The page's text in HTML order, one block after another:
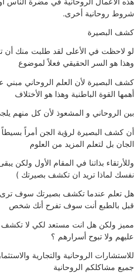
شروط روحانية أخرى.
كشف البصيرة
لو لاحظت في الأعلى لقد طلبت منك أن
وهذا هو السر الحقيقي فعلاً لموضوع
كشف البصيرة لأن العلم الروحاني مبني
أهمها القوة الباطنية وهذا هو الأختلاف
بين الروحاني و المشعوذ لأن كل منهم
أن كشف البصيرة لرؤية الجن أمراً بسيطاً
الجان بل لتعلم المزيد من العلوم
وللأرتقاء بذاتنا في المقام الأول ولكن
نفسك لماذا تريد ان تكشف بصيرتك )
هل تعلم عندما تكشف بصيرتك سوف ترى
قبل بالطبع أنت سوف تفرح أنك شخص
مميز ولكن هل انت مستعد لكي لا تكشف
عليهم ولا تبوح أسرارهم ؟
للاستشارات الروحانية والتجارية
جميع مشاكلكم الروحانية